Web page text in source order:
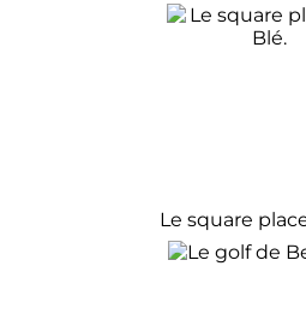
Le square